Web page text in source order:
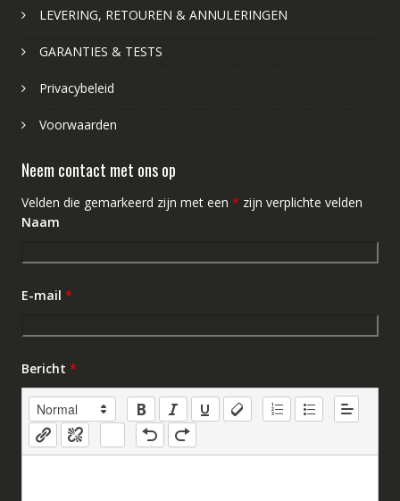
LEVERING, RETOUREN & ANNULERINGEN
GARANTIES & TESTS
Privacybeleid
Voorwaarden
Neem contact met ons op
Velden die gemarkeerd zijn met een * zijn verplichte velden
Naam
E-mail *
Bericht *